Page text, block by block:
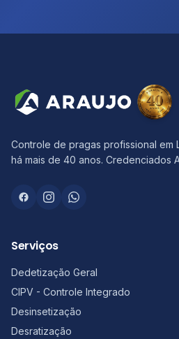
Controle de pragas profissional em
há mais de 40 anos. Credenciados
Serviços
Dedetização Geral
CIPV - Controle Integrado
Desinsetização
Desratização